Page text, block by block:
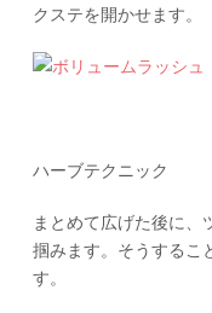
クステを開かせます。
ハーブテクニック
まとめて広げた後に、
掴みます。そうするこ
す。